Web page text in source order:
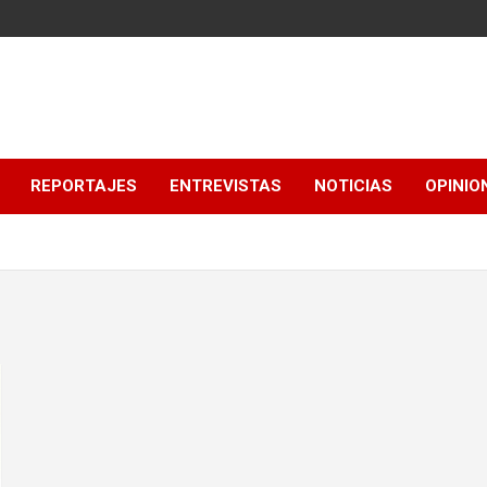
REPORTAJES ENTREVISTAS NOTICIAS